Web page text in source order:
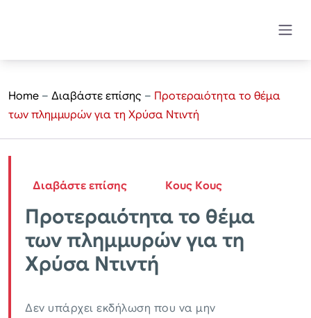
Home – Διαβάστε επίσης – Προτεραιότητα το θέμα
των πλημμυρών για τη Χρύσα Ντιντή
Διαβάστε επίσης Κους Κους
Προτεραιότητα το θέμα
των πλημμυρών για τη
Χρύσα Ντιντή
Δεν υπάρχει εκδήλωση που να μην